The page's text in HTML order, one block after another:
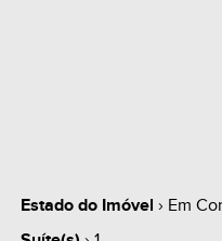
Estado do Imóvel › Em